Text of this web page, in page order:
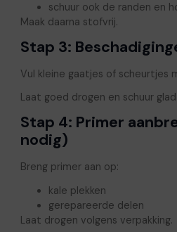
schuur ook de randen en
Maak daarna stofvrij.
Stap 3:
Vul kleine gaatjes of scheurtjes
Laat goed drogen en schuur glad.
Stap 4: Primer
nodig)
Breng primer aan op:
kale plekken
gerepareerde delen
Laat drogen volgens verpakking.